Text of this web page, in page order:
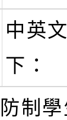
中英
下：
防制